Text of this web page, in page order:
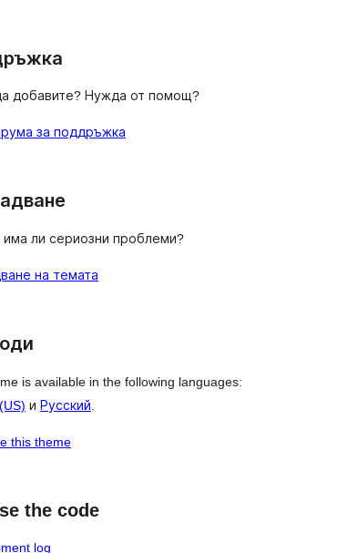
добавите? Нужда от помощ?
за поддръжка
има ли сериозни проблеми?
на темата
is available in the following languages:
и Русский
this theme
the code
log